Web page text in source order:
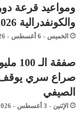
ومواعيد قرعة
والكونفدرالية 2026-2027
الخميس - 6 أغسطس - 2026 / 10:11 صباحًا
صفقة
صراع سري يوقف
الصيفي
الإثنين - 3 أغسطس - 2026 / 5:11 صباحًا